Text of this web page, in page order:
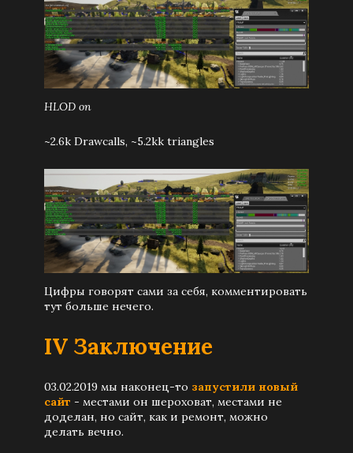
HLOD on
~2.6k Drawcalls, ~5.2kk triangles
Цифры говорят сами за себя, комментировать
тут больше нечего.
IV Заключение
03.02.2019 мы наконец-то запустили новый
сайт - местами он шероховат, местами не
доделан, но сайт, как и ремонт, можно
делать вечно.